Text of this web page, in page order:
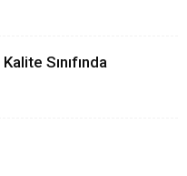
Sınıfında